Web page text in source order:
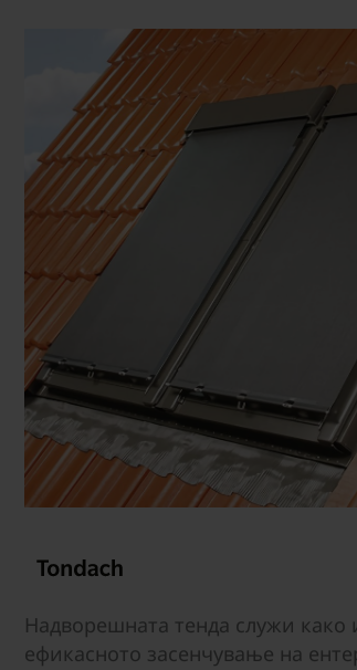
Надворешната тенда служи
ефикасното засенчување на